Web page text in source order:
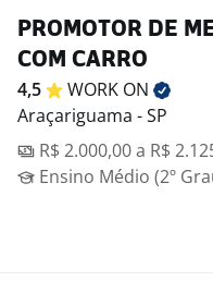
PROMOTOR DE
COM CARRO
4,5 WORK ON
Araçariguama - SP
R$ 2.000,00 a R$
Ensino Médio (2º